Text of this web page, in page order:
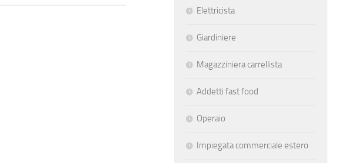
Elettricista
Giardiniere
Magazziniera carrellista
Addetti fast food
Operaio
Impiegata commerciale estero